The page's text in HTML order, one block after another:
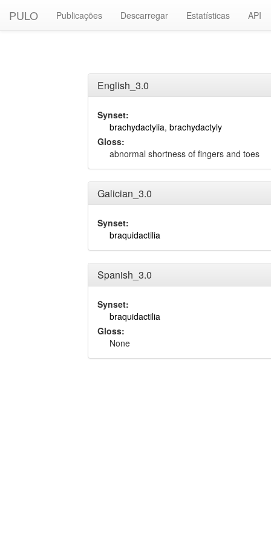
PULO Publicações Descarregar Estatísticas API
English_3.0
Synset:
brachydactylia, brachydactyly
Gloss:
abnormal shortness of fingers and toes
Galician_3.0
Synset:
braquidactilia
Spanish_3.0
Synset:
braquidactilia
Gloss:
None